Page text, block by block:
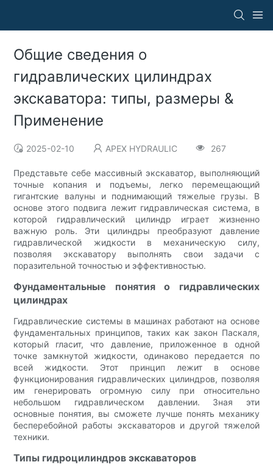
Общие сведения о
гидравлических цилиндрах
экскаватора: типы, размеры &
Применение
2025-02-10 APEX HYDRAULIC 267
Представьте себе массивный экскаватор, выполняющий
точные копания и подъемы, легко перемещающий
гигантские валуны и поднимающий тяжелые грузы. В
основе этого подвига лежит гидравлическая система, в
которой гидравлический цилиндр играет жизненно
важную роль. Эти цилиндры преобразуют давление
гидравлической жидкости в механическую силу,
позволяя экскаватору выполнять свои задачи с
поразительной точностью и эффективностью.
Фундаментальные понятия о гидравлических
цилиндрах
Гидравлические системы в машинах работают на основе
фундаментальных принципов, таких как закон Паскаля,
который гласит, что давление, приложенное в одной
точке замкнутой жидкости, одинаково передается по
всей жидкости. Этот принцип лежит в основе
функционирования гидравлических цилиндров, позволяя
им генерировать огромную силу при относительно
небольшом гидравлическом давлении. Зная эти
основные понятия, вы сможете лучше понять механику
бесперебойной работы экскаваторов и другой тяжелой
техники.
Типы гидроцилиндров экскаваторов